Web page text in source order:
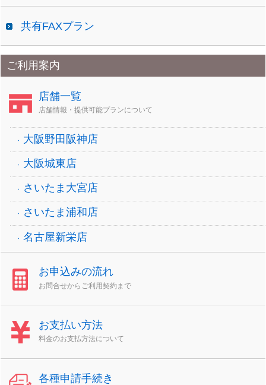
共有FAXプラン
ご利用案内
店舗一覧
店舗情報・提供可能プランについて
大阪野田阪神店
大阪城東店
さいたま大宮店
さいたま浦和店
名古屋新栄店
お申込みの流れ
お問合せからご利用契約まで
お支払い方法
料金のお支払方法について
各種申請手続き